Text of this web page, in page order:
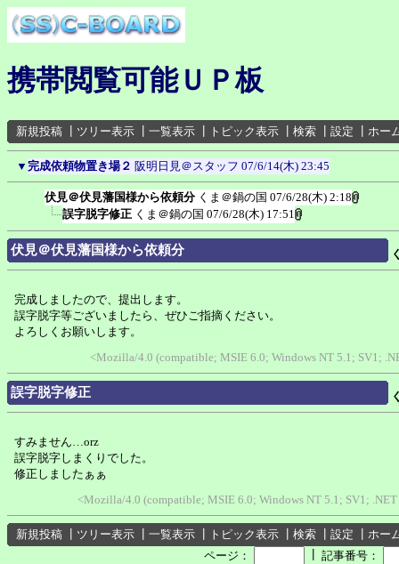
携帯閲覧可能ＵＰ板
新規投稿 ツリー表示 一覧表示 トピック表示 検索 設定 ホー
▼ 完成依頼物置き場２ 阪明日見＠スタッフ 07/6/14(木) 23:45
伏見＠伏見藩国様から依頼分 くま＠鍋の国 07/6/28(木) 2:18
誤字脱字修正 くま＠鍋の国 07/6/28(木) 17:51
伏見＠伏見藩国様から依頼分
完成しましたので、提出します。
誤字脱字等ございましたら、ぜひご指摘ください。
よろしくお願いします。
<Mozilla/4.0 (compatible; MSIE 6.0; Windows NT 5.1; SV1;
誤字脱字修正
すみません…orz
誤字脱字しまくりでした。
修正しましたぁぁ
<Mozilla/4.0 (compatible; MSIE 6.0; Windows NT 5.1; SV1;
新規投稿 ツリー表示 一覧表示 トピック表示 検索 設定
ホー
ページ：
記事番号：